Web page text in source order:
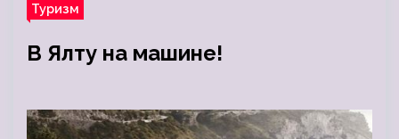
Туризм
В Ялту на машине!